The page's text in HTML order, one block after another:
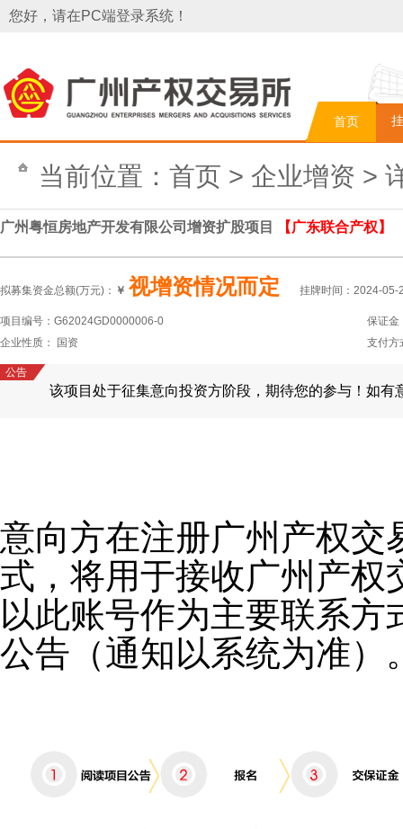
您好，请在PC端登录系统！
首页
当前位置： 首页 > 企业增资 >
广州粤恒房地产开发有限公司增资扩股项目 【广东联合产权】
拟募集资金总额(万元)： ￥ 视增资情况而定 挂牌时间： 2024-05-
项目编号：G62024GD0000006-0
保证金
企业性质： 国资
支付方
公告
该项目处于征集意向投资方阶段，期待您的参与！如有
意向方在注册广州产权交
式，将用于接收广州产权
以此账号作为主要联系
公告（通知以系统为准）